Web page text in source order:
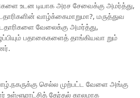
உடன டியாக அரச சேவைக்கு அமர்த்து,
வாழ்க்கைமாறுமா?, மருத்துவ
வேலைக்கு அமர்த்து,
பதாகைகளைத் தாங்கியவா றும்
செல்ல முற்பட்ட வேளை அங்கு
தேர்தல் காலமாக